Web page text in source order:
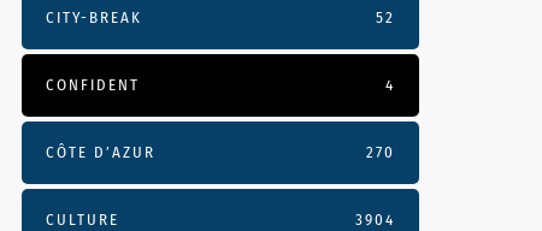
CITY-BREAK 52
CONFIDENT 4
CÔTE D’AZUR 270
CULTURE 3904